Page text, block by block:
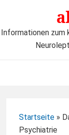
content
Informationen zum
Startseite »
Psychiatrie